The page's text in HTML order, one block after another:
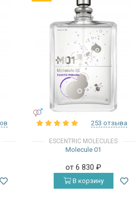
УНИСЕКС
253 отзыва
ESCENTRIC MOLECULES
Molecule 01
от 6 830₽
В корзину